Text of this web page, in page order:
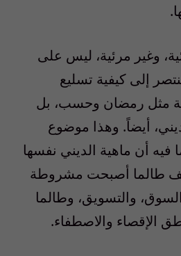
وغير مرئية، ليس على
إلى كيفية تسليع
مثل رمضان وحسب، بل
أيضاً. وهذا موضوع
أن ماهية الديني نفسها
طالما أصبحت مشروطة
والتسويق، وطالما
الإقصاء والاصطفاء.